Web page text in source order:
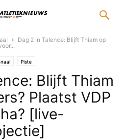
Dag 2 in Talence: Blijft Thiam op
Piste
Blijft Thiam
Plaatst VDP
[live-